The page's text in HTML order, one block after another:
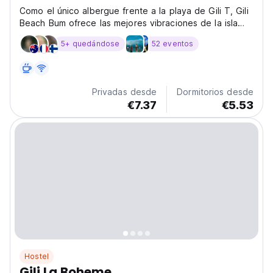
Como el único albergue frente a la playa de Gili T, Gili
Beach Bum ofrece las mejores vibraciones de la isla
con un bar en la piscina junto a la playa, amplias
habitaciones con aire acondicionado, desayuno gratis
5+ quedándose 52 eventos
Privadas desde
€7.37
Dormitorios desde
€5.53
Hostel